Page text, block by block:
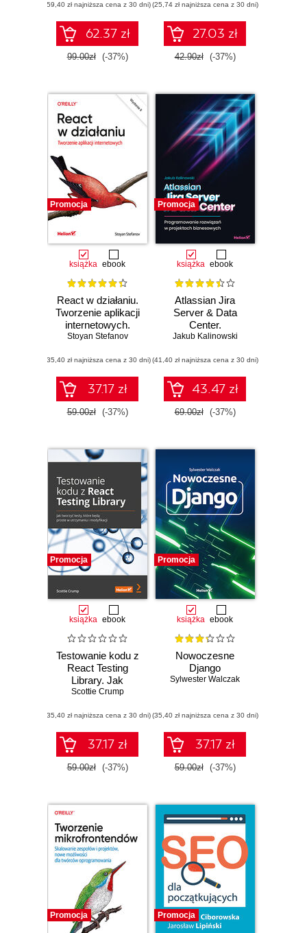
aplikacji
internetowych
(59,40 zł najniższa cena z 30 dni)
62.37 zł
99.00zł (-37%)
(25,74 zł najniższa cena z 30 dni)
27.03 zł
42.90zł (-37%)
Promocja
książka ebook
React w działaniu.
Tworzenie aplikacji
internetowych.
Wydanie II
Stoyan Stefanov
(35,40 zł najniższa cena z 30 dni)
37.17 zł
59.00zł (-37%)
Promocja
książka ebook
Atlassian Jira
Server & Data
Center.
Programowanie
projektach
biznesowych
Jakub Kalinowski
(41,40 zł najniższa cena z 30 dni)
43.47 zł
69.00zł (-37%)
Promocja
książka ebook
Testowanie kodu z
React Testing
Library. Jak
tworzyć testy,
w utrzymaniu i
modyfikacji
Scottie Crump
(35,40 zł najniższa cena z 30 dni)
37.17 zł
59.00zł (-37%)
Promocja
książka ebook
Nowoczesne
Django
Sylwester Walczak
(35,40 zł najniższa cena z 30 dni)
37.17 zł
59.00zł (-37%)
Promocja Promocja